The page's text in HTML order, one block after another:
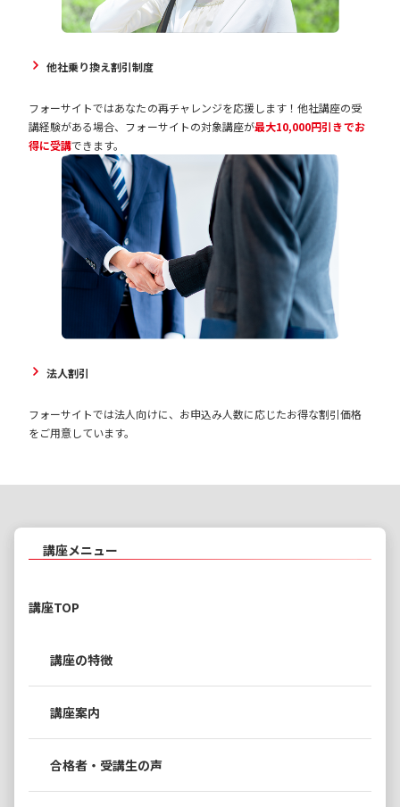
他社乗り換え割引制度
フォーサイトではあなたの再チャレンジを応援します！他社講座の受
講経験がある場合、フォーサイトの対象講座が最大10,000円引きでお
得に受講できます。
法人割引
フォーサイトでは法人向けに、お申込み人数に応じたお得な割引価格
をご用意しています。
講座メニュー
講座TOP
講座の特徴
講座案内
合格者・受講生の声